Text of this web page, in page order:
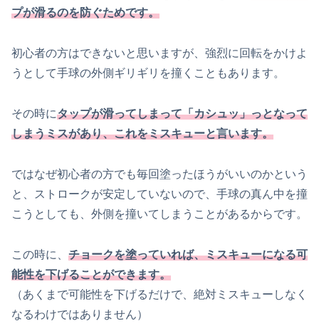
プが滑るのを防ぐためです。
初心者の方はできないと思いますが、強烈に回転をかけよ
うとして手球の外側ギリギリを撞くこともあります。
その時にタップが滑ってしまって「カシュッ」っとなって
しまうミスがあり、これをミスキューと言います。
ではなぜ初心者の方でも毎回塗ったほうがいいのかという
と、ストロークが安定していないので、手球の真ん中を撞
こうとしても、外側を撞いてしまうことがあるからです。
この時に、 チョークを塗っていれば、ミスキューになる可
能性を下げることができます。
（あくまで可能性を下げるだけで、絶対ミスキューしなく
なるわけではありません）